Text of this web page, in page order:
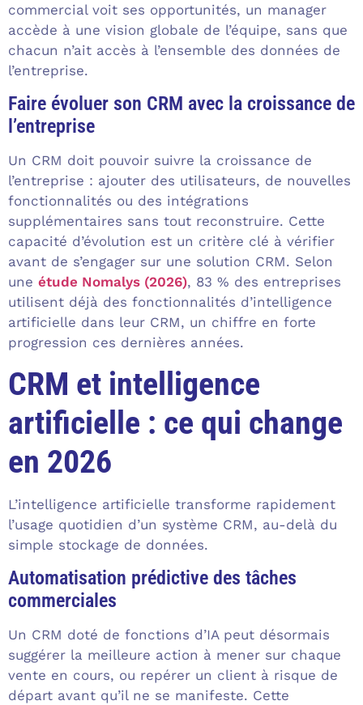
commercial voit ses opportunités, un manager
accède à une vision globale de l’équipe, sans que
chacun n’ait accès à l’ensemble des données de
l’entreprise.
Faire évoluer son CRM avec la croissance de
l’entreprise
Un CRM doit pouvoir suivre la croissance de
l’entreprise : ajouter des utilisateurs, de nouvelles
fonctionnalités ou des intégrations
supplémentaires sans tout reconstruire. Cette
capacité d’évolution est un critère clé à vérifier
avant de s’engager sur une solution CRM. Selon
une étude Nomalys (2026), 83 % des entreprises
utilisent déjà des fonctionnalités d’intelligence
artificielle dans leur CRM, un chiffre en forte
progression ces dernières années.
CRM et intelligence
artificielle : ce qui change
en 2026
L’intelligence artificielle transforme rapidement
l’usage quotidien d’un système CRM, au-delà du
simple stockage de données.
Automatisation prédictive des tâches
commerciales
Un CRM doté de fonctions d’IA peut désormais
suggérer la meilleure action à mener sur chaque
vente en cours, ou repérer un client à risque de
départ avant qu’il ne se manifeste. Cette